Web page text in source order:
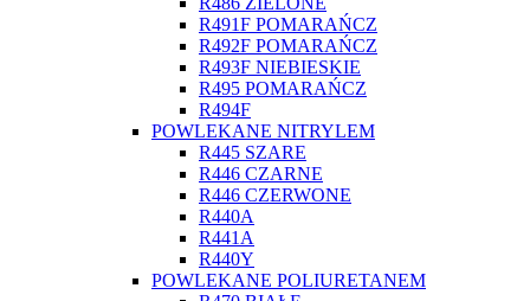
R491F POMARAŃCZ
R492F POMARAŃCZ
R493F NIEBIESKIE
R495 POMARAŃCZ
R494F
POWLEKANE NITRYLEM
R445 SZARE
R446 CZARNE
R446 CZERWONE
R440A
R441A
R440Y
POWLEKANE POLIURETANEM